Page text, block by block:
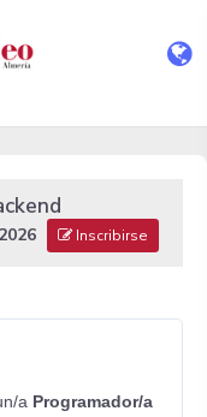
Inscribirse
a Programador/a